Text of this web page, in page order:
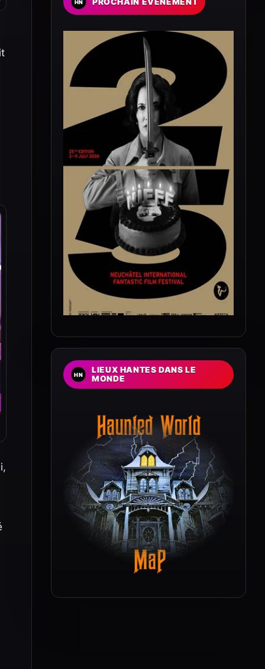
LIEUX HANTES DANS LE
MONDE